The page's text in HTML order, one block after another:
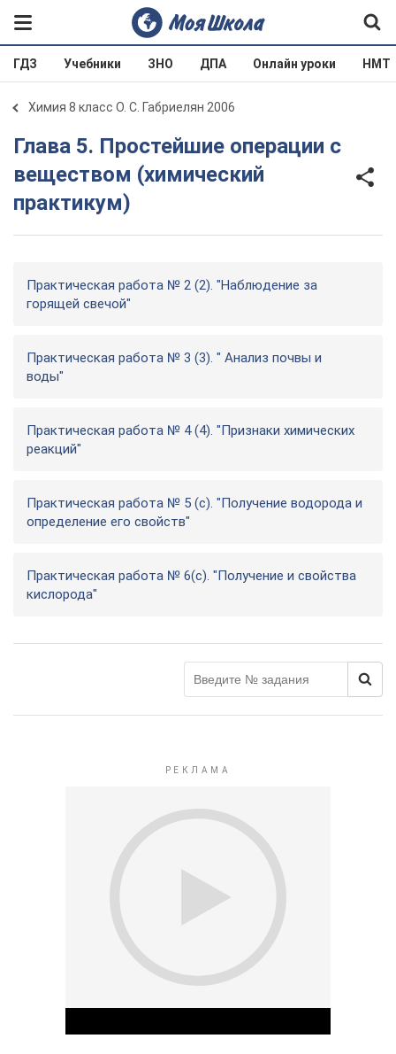
ГДЗ Учебники ЗНО ДПА Онлайн уроки НМТ
Химия 8 класс О. С. Габриелян 2006
Глава 5. Простейшие операции с
веществом (химический
практикум)
Практическая работа № 2 (2). "Наблюдение за
горящей свечой"
Практическая работа № 3 (3). " Анализ почвы и
воды"
Практическая работа № 4 (4). "Признаки химических
реакций"
Практическая работа № 5 (с). "Получение водорода и
определение его свойств"
Практическая работа № 6(с). "Получение и свойства
кислорода"